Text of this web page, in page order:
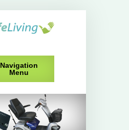
Navigation
Menu